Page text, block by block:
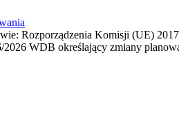
Rozporządzenia Komisji (UE)
WDB określający zmiany